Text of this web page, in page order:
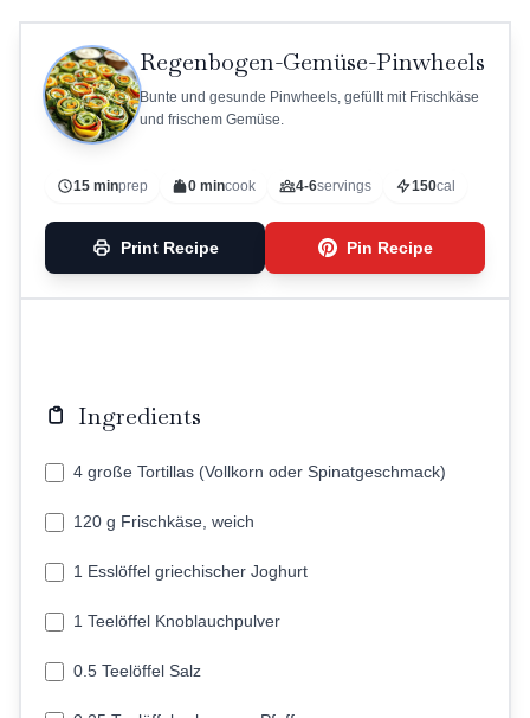
Regenbogen-Gemüse-Pinwheels
Bunte und gesunde Pinwheels, gefüllt mit Frischkäse
und frischem Gemüse.
15 minprep 0 mincook 4-6servings 150cal
Print Recipe Pin Recipe
Ingredients
4 große Tortillas (Vollkorn oder Spinatgeschmack)
120 g Frischkäse, weich
1 Esslöffel griechischer Joghurt
1 Teelöffel Knoblauchpulver
0.5 Teelöffel Salz